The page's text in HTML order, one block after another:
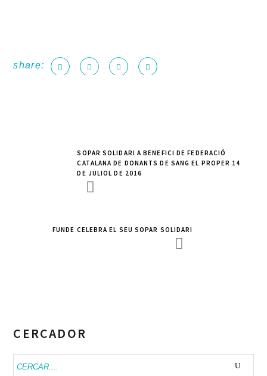
share:
SOPAR SOLIDARI A BENEFICI DE FEDERACIÓ
CATALANA DE DONANTS DE SANG EL PROPER 14
DE JULIOL DE 2016
FUNDE CELEBRA EL SEU SOPAR SOLIDARI
CERCADOR
Buscar: